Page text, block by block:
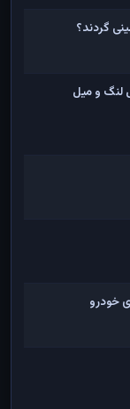
گردند؟
لنگ و میل
خودرو